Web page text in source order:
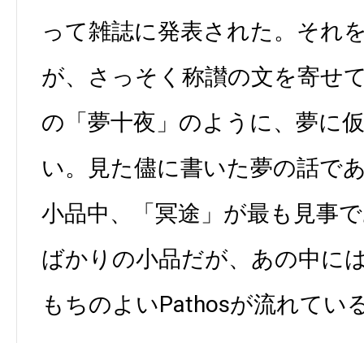
って雑誌に発表された。それ
が、さっそく称讃の文を寄せ
の「夢十夜」のように、夢に
い。見た儘に書いた夢の話で
小品中、「冥途」が最も見事
ばかりの小品だが、あの中に
もちのよいPathosが流れてい